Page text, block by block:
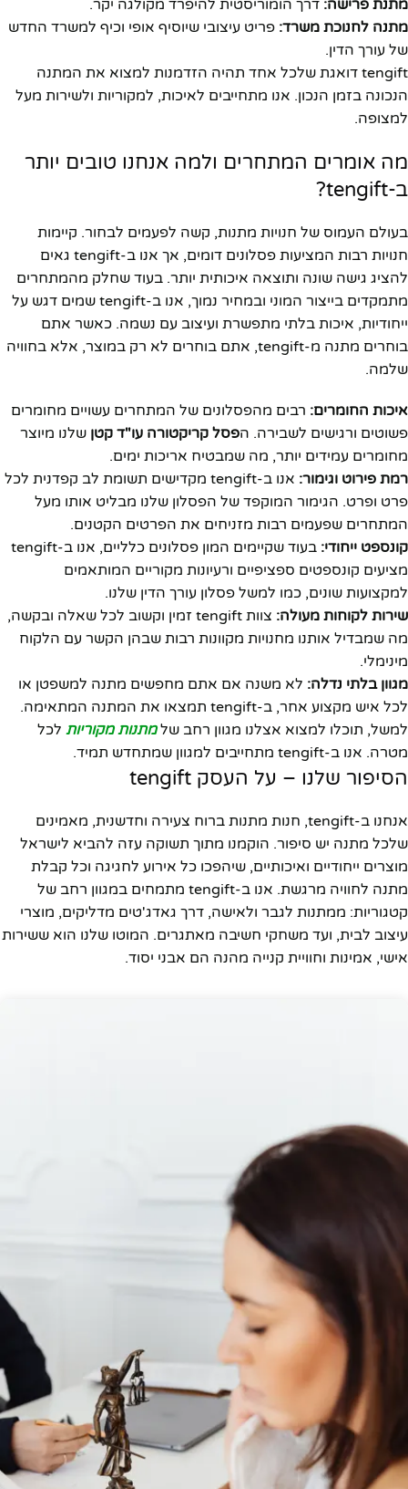
מתנת פרישה: דרך הומוריסטית להיפרד מקולגה יקר.
מתנה לחנוכת משרד: פריט עיצובי שיוסיף אופי וכיף למשרד החדש
של עורך הדין.
tengift דואגת שלכל אחד תהיה הזדמנות למצוא את המתנה
הנכונה בזמן הנכון. אנו מתחייבים לאיכות, למקוריות ולשירות מעל
למצופה.
מה אומרים המתחרים ולמה אנחנו טובים יותר
ב-tengift?
בעולם העמוס של חנויות מתנות, קשה לפעמים לבחור. קיימות
חנויות רבות המציעות פסלונים דומים, אך אנו ב-tengift גאים
להציג גישה שונה ותוצאה איכותית יותר. בעוד שחלק מהמתחרים
מתמקדים בייצור המוני ובמחיר נמוך, אנו ב-tengift שמים דגש על
ייחודיות, איכות בלתי מתפשרת ועיצוב עם נשמה. כאשר אתם
בוחרים מתנה מ-tengift, אתם בוחרים לא רק במוצר, אלא בחוויה
שלמה.
איכות החומרים: רבים מהפסלונים של המתחרים עשויים מחומרים
פשוטים ורגישים לשבירה. הפסל קריקטורה עו"ד קטן שלנו מיוצר
מחומרים עמידים יותר, מה שמבטיח אריכות ימים.
רמת פירוט וגימור:
אנו ב-tengift מקדישים תשומת לב קפדנית לכל
פרט ופרט. הגימור המוקפד של הפסלון שלנו מבליט אותו מעל
המתחרים שפעמים רבות מזניחים את הפרטים הקטנים.
קונספט ייחודי:
בעוד שקיימים המון פסלונים כלליים, אנו ב-tengift
מציעים קונספטים ספציפיים ורעיונות מקוריים המותאמים
למקצועות שונים, כמו למשל פסלון עורך הדין שלנו.
שירות לקוחות מעולה:
צוות tengift זמין וקשוב לכל שאלה ובקשה,
מה שמבדיל אותנו מחנויות מקוונות רבות שבהן הקשר עם הלקוח
מינימלי.
מגוון בלתי נדלה: לא משנה אם אתם מחפשים מתנה למשפטן או
לכל איש מקצוע אחר, ב-tengift תמצאו את המתנה המתאימה.
למשל, תוכלו למצוא אצלנו מגוון רחב שלמתנות מקוריות לכל
מטרה. אנו ב-tengift מתחייבים למגוון שמתחדש תמיד.
הסיפור שלנו – על העסק tengift
אנחנו ב-tengift, חנות מתנות ברוח צעירה וחדשנית, מאמינים
שלכל מתנה יש סיפור. הוקמנו מתוך תשוקה עזה להביא לישראל
מוצרים ייחודיים ואיכותיים, שיהפכו כל אירוע לחגיגה וכל קבלת
מתנה לחוויה מרגשת. אנו ב-tengift מתמחים במגוון רחב של
קטגוריות: ממתנות לגבר ולאישה, דרך גאדג'טים מדליקים, מוצרי
עיצוב לבית, ועד משחקי חשיבה מאתגרים. המוטו שלנו הוא ששירות
אישי, אמינות וחוויית קנייה מהנה הם אבני יסוד.